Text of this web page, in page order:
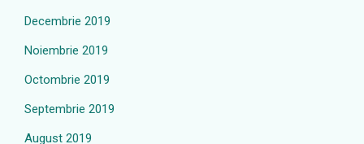
Decembrie 2019
Noiembrie 2019
Octombrie 2019
Septembrie 2019
August 2019